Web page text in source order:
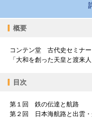
概要
コンテン堂 古代史セミナ
「大和を創った天皇と渡来
目次
第１回 鉄の伝達と航路
第２回 日本海航路と出雲・